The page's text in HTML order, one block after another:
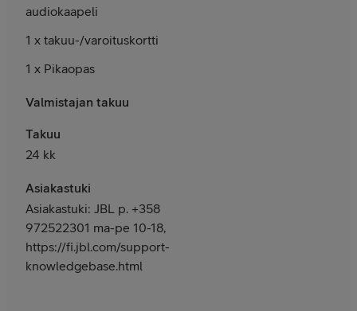
audiokaapeli
1 x takuu-/varoituskortti
1 x Pikaopas
Valmistajan takuu
Takuu
24 kk
Asiakastuki
Asiakastuki: JBL p. +358
972522301 ma-pe 10-18,
https://fi.jbl.com/support-
knowledgebase.html